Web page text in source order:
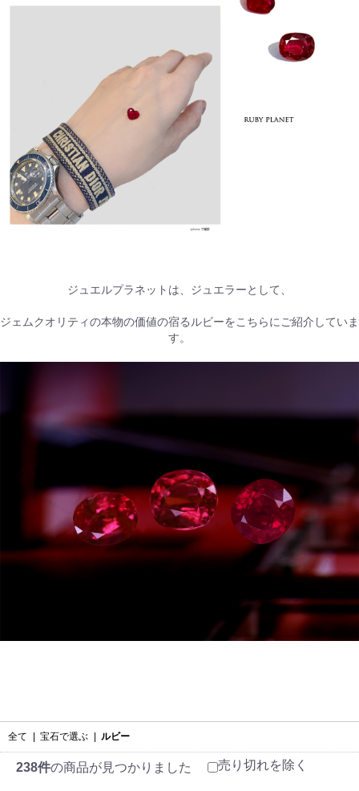
ジュエルプラネットは、ジュエラーとして、
ジェムクオリティの本物の価値の宿るルビーをこちらにご紹介していま
す。
全て 宝石で選ぶ ルビー
238件の商品が見つかりました 売り切れを除く